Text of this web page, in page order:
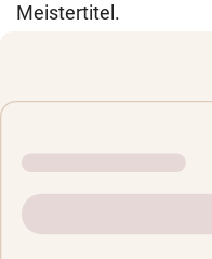
Meistertitel.